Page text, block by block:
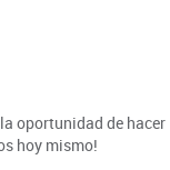
oportunidad de hacer
hoy mismo!